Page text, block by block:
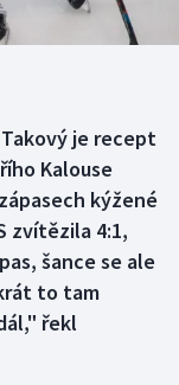
je recept
Kalouse
kýžené
zvítězila 4:1,
šance se ale
to tam
řekl